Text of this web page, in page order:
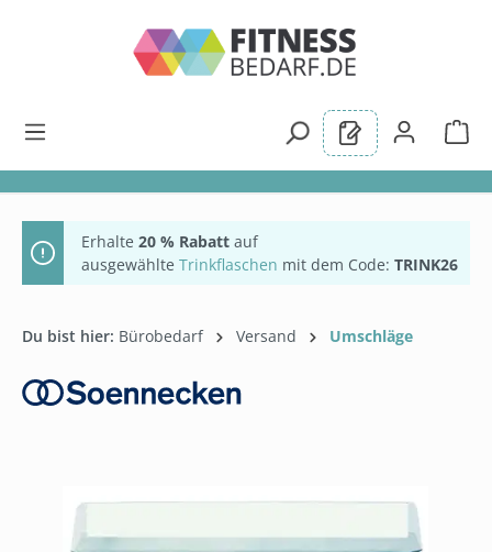
Erhalte 20 % Rabatt auf
ausgewählte Trinkflaschen mit dem Code: TRINK26
Du bist hier: Bürobedarf Versand Umschläge